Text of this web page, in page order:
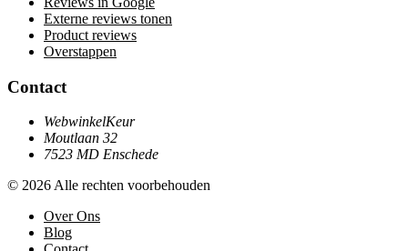
Externe reviews tonen
Product reviews
Overstappen
Contact
WebwinkelKeur
Moutlaan 32
7523 MD Enschede
© 2026 Alle rechten voorbehouden
Over Ons
Blog